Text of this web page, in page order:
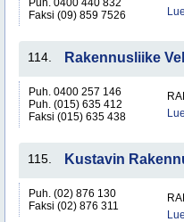
Puh. 0400 440 832
Faksi (09) 859 7526
114. Rakennusliike
Puh. 0400 257 146
Puh. (015) 635 412
Faksi (015) 635 438
115. Kustavin
Puh. (02) 876 130
Faksi (02) 876 311